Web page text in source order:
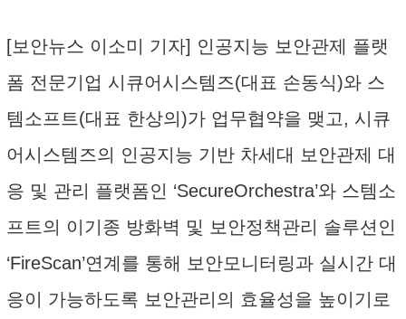
[보안뉴스 이소미 기자] 인공지능 보안관제 플랫
폼 전문기업 시큐어시스템즈(대표 손동식)와 스
템소프트(대표 한상의)가 업무협약을 맺고, 시큐
어시스템즈의 인공지능 기반 차세대 보안관제 대
응 및 관리 플랫폼인 ‘SecureOrchestra’와 스템소
프트의 이기종 방화벽 및 보안정책관리 솔루션인
‘FireScan’연계를 통해 보안모니터링과 실시간 대
응이 가능하도록 보안관리의 효율성을 높이기로